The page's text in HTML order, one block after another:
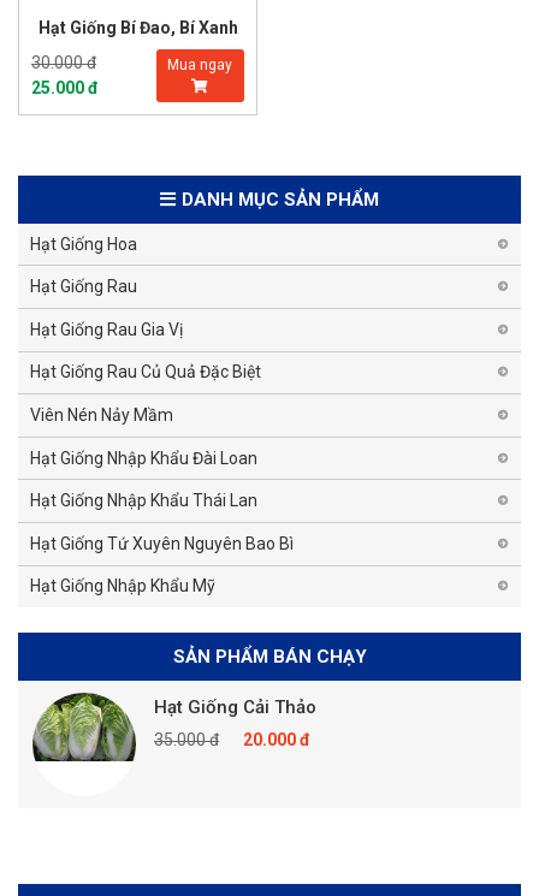
Hạt Giống Bí Đao, Bí Xanh
30.000 đ
25.000 đ
Mua ngay
DANH MỤC SẢN PHẨM
Hạt Giống Hoa
Hạt Giống Rau
Hạt Giống Rau Gia Vị
Hạt Giống Rau Củ Quả Đặc Biệt
Viên Nén Nảy Mầm
Hạt Giống Nhập Khẩu Đài Loan
Hạt Giống Nhập Khẩu Thái Lan
Hạt Giống Tứ Xuyên Nguyên Bao Bì
Hạt Giống Nhập Khẩu Mỹ
SẢN PHẨM BÁN CHẠY
Hạt Giống Cải Thảo
35.000 đ 20.000 đ